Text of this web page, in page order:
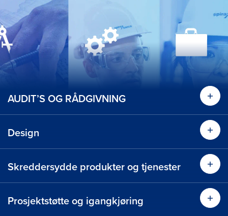
AUDIT’S OG RÅDGIVNING Les
Design Les
Skreddersydde produkter og tjenester Les
Prosjektstøtte og igangkjøring Les